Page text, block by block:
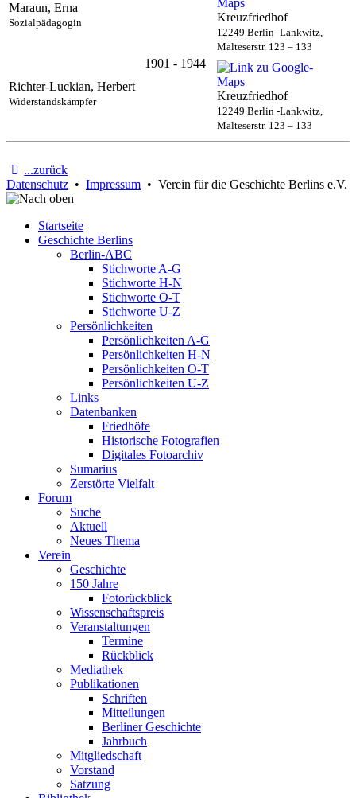
Maraun, Erna
Sozialpädagogin Kreuzfriedhof
12249 Berlin -Lankwitz,
Malteserstr. 123 – 133
Richter-Luckian, Herbert
Widerstandskämpfer
1901 - 1944
Kreuzfriedhof
12249 Berlin -Lankwitz,
Malteserstr. 123 – 133
...zurück
Datenschutz • Impressum • Verein für die Geschichte Berlins e.V.
Startseite
Geschichte Berlins
Berlin-ABC
Stichworte A-G
Stichworte H-N
Stichworte O-T
Stichworte U-Z
Persönlichkeiten
Persönlichkeiten A-G
Persönlichkeiten H-N
Persönlichkeiten O-T
Persönlichkeiten U-Z
Links
Datenbanken
Friedhöfe
Historische Fotografien
Digitales Fotoarchiv
Sumarius
Zerstörte Vielfalt
Forum
Suche
Aktuell
Neues Thema
Verein
Geschichte
150 Jahre
Fotorückblick
Wissenschaftspreis
Veranstaltungen
Termine
Rückblick
Mediathek
Publikationen
Schriften
Mitteilungen
Berliner Geschichte
Jahrbuch
Mitgliedschaft
Vorstand
Satzung